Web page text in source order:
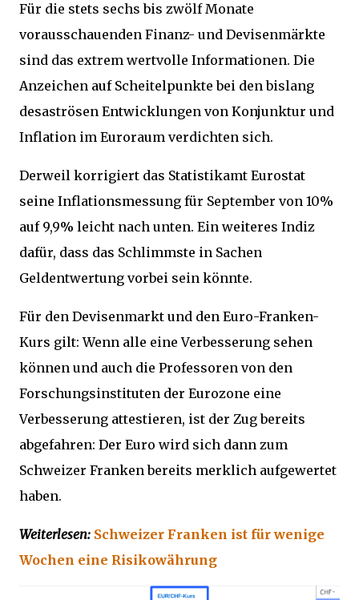
Für die stets sechs bis zwölf Monate
vorausschauenden Finanz- und Devisenmärkte
sind das extrem wertvolle Informationen. Die
Anzeichen auf Scheitelpunkte bei den bislang
desaströsen Entwicklungen von Konjunktur und
Inflation im Euroraum verdichten sich.
Derweil korrigiert das Statistikamt Eurostat
seine Inflationsmessung für September von 10%
auf 9,9% leicht nach unten. Ein weiteres Indiz
dafür, dass das Schlimmste in Sachen
Geldentwertung vorbei sein könnte.
Für den Devisenmarkt und den Euro-Franken-
Kurs gilt: Wenn alle eine Verbesserung sehen
können und auch die Professoren von den
Forschungsinstituten der Eurozone eine
Verbesserung attestieren, ist der Zug bereits
abgefahren: Der Euro wird sich dann zum
Schweizer Franken bereits merklich aufgewertet
haben.
Weiterlesen: Schweizer Franken ist für wenige
Wochen eine Risikowährung